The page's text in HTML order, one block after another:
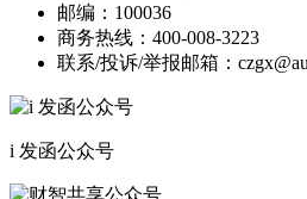
邮编： 100036
商务热线： 400-008-3223
联系/投诉/举报邮箱：
i 发函公众号